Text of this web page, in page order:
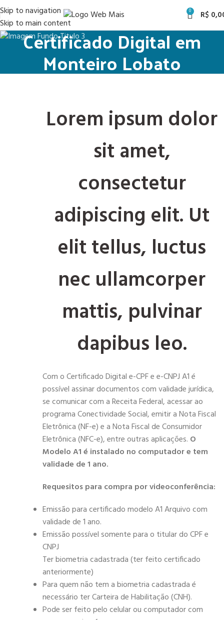
Skip to navigation
Skip to main content
0 R$
Certificado Digital em
Monteiro Lobato
Lorem ipsum dolor
sit amet,
consectetur
adipiscing elit. Ut
elit tellus, luctus
nec ullamcorper
mattis, pulvinar
dapibus leo.
Com o Certificado Digital e-CPF e e-CNPJ A1 é
possível assinar documentos com validade jurídica,
se comunicar com a Receita Federal, acessar ao
programa Conectividade Social, emitir a Nota Fiscal
Eletrônica (NF-e) e a Nota Fiscal de Consumidor
Eletrônica (NFC-e), entre outras aplicações. O
Modelo A1 é instalado no computador e tem
validade de 1 ano.
Requesitos para compra por videoconferência:
Emissão para certificado modelo A1 Arquivo com
validade de 1 ano.
Emissão possível somente para o titular do CPF e
CNPJ
Ter biometria cadastrada (ter feito certificado
anteriormente)
Para quem não tem a biometria cadastrada é
necessário ter Carteira de Habilitação (CNH).
Pode ser feito pelo celular ou computador com